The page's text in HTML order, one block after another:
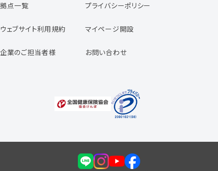
スタッフの声
専任コンサルタントの声
福利厚生のご案内
拠点一覧 プライバシーポリシー
ウェブサイト利用規約 マイページ開設
企業のご担当者様 お問い合わせ